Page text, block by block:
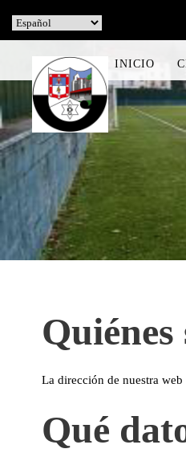
INICIO
Quiénes
La dirección de nuestra
Qué